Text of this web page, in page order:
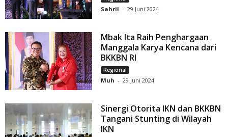
Sahril - 29 Juni 2024
Mbak Ita Raih Penghargaan
Manggala Karya Kencana dari
BKKBN RI
Regional
Muh - 29 Juni 2024
Sinergi Otorita IKN dan BKKBN
Tangani Stunting di Wilayah
IKN